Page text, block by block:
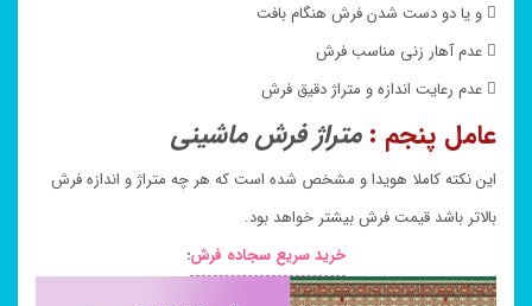
 و یا دو دست شدن فرش هنگام بافت
 عدم آهار زنی مناسب فرش
 عدم رعایت اندازه و متراژ دقیق فرش
عامل پنجم : متراژ فرش ماشینی
این نکته کاملا هویدا و مشخص شده است که هر چه متراژ و اندازه فرش
بالاتر باشد قیمت فرش بیشتر خواهد بود.
خرید سریع سجاده فرش: